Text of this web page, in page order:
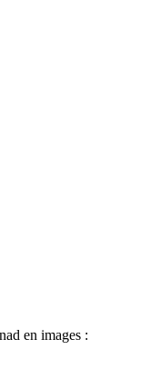
en images :